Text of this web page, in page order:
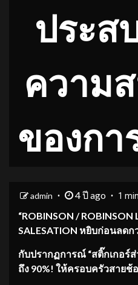
ประส
ความ
ของกา
admin 4 ปี ago 1
“ROBINSON / ROBINSON
SALESATION หยิบก่อนลดก
กับปรากฏการณ์ “สติ๊กเกอร์
ถึง 90%! ให้ครอบครัวสายช้